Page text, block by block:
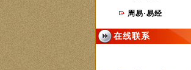
周易·易经
在线联系